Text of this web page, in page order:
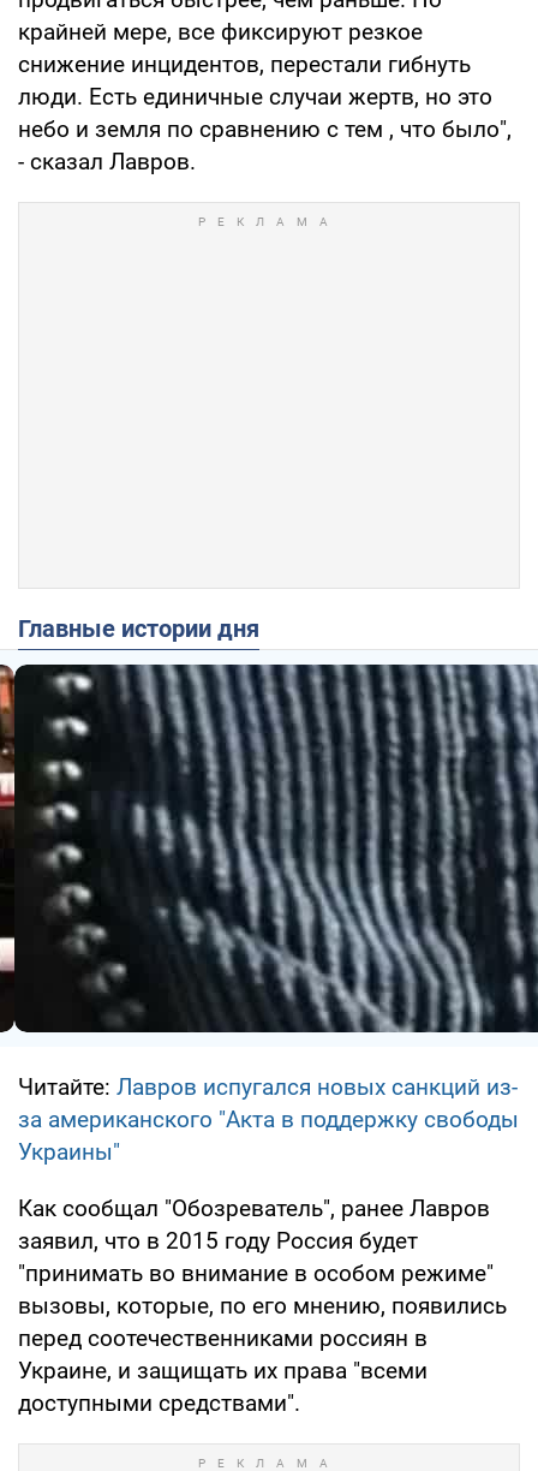
крайней мере, все фиксируют резкое
снижение инцидентов, перестали гибнуть
люди. Есть единичные случаи жертв, но это
небо и земля по сравнению с тем , что было",
- сказал Лавров.
Главные истории дня
Читайте: Лавров испугался новых санкций из-
за американского "Акта в поддержку свободы
Украины"
Как сообщал "Обозреватель", ранее Лавров
заявил, что в 2015 году Россия будет
"принимать во внимание в особом режиме"
вызовы, которые, по его мнению, появились
перед соотечественниками россиян в
Украине, и защищать их права "всеми
доступными средствами".